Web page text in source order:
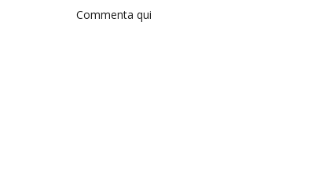
Commenta qui